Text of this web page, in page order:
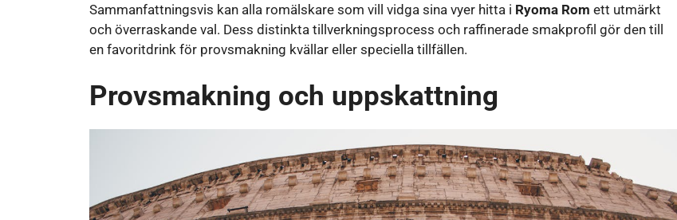
Sammanfattningsvis kan alla romälskare som vill vidga sina vyer hitta i Ryoma Rom ett utmärkt
och överraskande val. Dess distinkta tillverkningsprocess och raffinerade smakprofil gör den till
en favoritdrink för provsmakning kvällar eller speciella tillfällen.
Provsmakning och uppskattning